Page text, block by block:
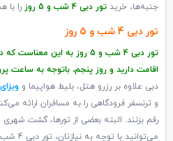
جنبه‌ها، خرید تور دبی 4 شب و 5 روز را با
تور دبی 4 شب و 5 روز
اقامت دارید و روز پنجم، باتوجه به ساعت
دبی علاوه ‌بر رزرو هتل، بلیط هواپیما و
و ترنسفر فرودگاهی را به مسافران ارائه
رقم بزنند. البته بعضی از تورها، گشت